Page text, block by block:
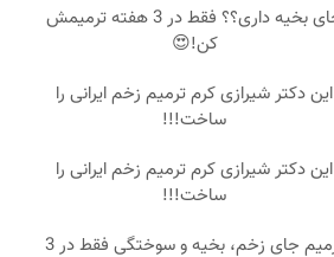
جای بخیه داری؟؟ فقط در 3 هفته ترمیمش
کن!😍
این دکتر شیرازی کرم ترمیم زخم ایرانی را
ساخت!!!
این دکتر شیرازی کرم ترمیم زخم ایرانی را
ساخت!!!
ترمیم جای زخم، بخیه و سوختگی فقط در 3